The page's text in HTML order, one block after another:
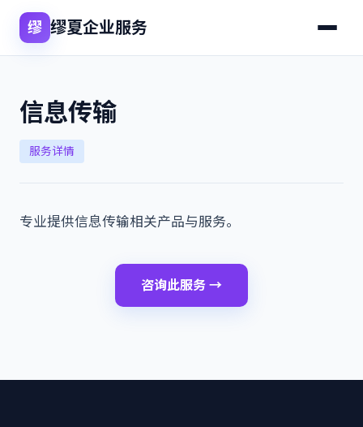
缪 缪夏企业服务
信息传输
服务详情
专业提供信息传输相关产品与服务。
咨询此服务 →